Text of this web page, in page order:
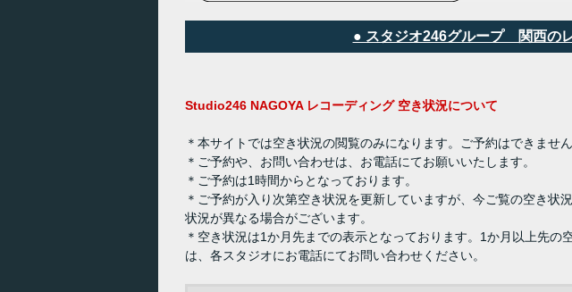
● スタジオ246グループ 関西の
Studio246 NAGOYA レコーディング 空き状況について
＊本サイトでは空き状況の閲覧のみになります。ご予約はできません
＊ご予約や、お問い合わせは、お電話にてお願いいたします。
＊ご予約は1時間からとなっております。
＊ご予約が入り次第空き状況を更新していますが、今ご覧の空き状
状況が異なる場合がございます。
＊空き状況は1か月先までの表示となっております。1か月以上先の
は、各スタジオにお電話にてお問い合わせください。